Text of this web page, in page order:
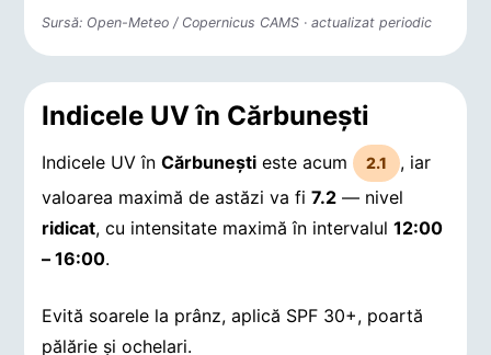
Sursă: Open-Meteo / Copernicus CAMS · actualizat periodic
Indicele UV în Cărbuneşti
Indicele UV înCărbuneşti este acum 2.1
, iar
valoarea maximă de astăzi va fi7.2 — nivel
ridicat, cu intensitate maximă în intervalul12:00
– 16:00.
Evită soarele la prânz, aplică SPF 30+, poartă
pălărie și ochelari.